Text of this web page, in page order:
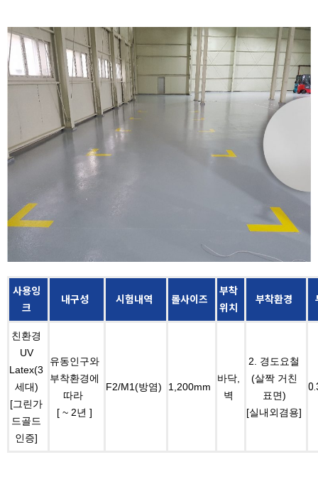
사용잉
크
내구성 시험내역 롤사이즈
부착
위치
부착환경
친환경
UV
Latex(3
세대)
[그린가
드골드
인증]
유동인구와
부착환경에
따라
[ ~ 2년 ]
F2/M1(방염) 1,200mm
바닥,
벽
2. 경도요철
(살짝 거친
표면)
[실내외겸용]